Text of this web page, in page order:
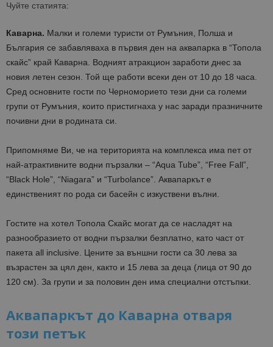
Чуйте статията:
Каварна. Малки и големи туристи от Румъния, Полша и
България се забавляваха в първия ден на аквапарка в “Топола
скайс” край Каварна. Водният атракцион заработи днес за
новия летен сезон. Той ще работи всеки ден от 10 до 18 часа.
Сред основните гости по Черноморието тези дни са големи
групи от Румъния, които пристигнаха у нас заради празничните
почивни дни в родината си.
Припомняме Ви, че на територията на комплекса има пет от
най-атрактивните водни пързалки – “Aqua Tube”, “Free Fall”,
“Black Hole”, “Niagara” и “Turbolance”. Аквапаркът е
единственият по рода си басейн с изкуствени вълни.
Гостите на хотел Топола Скайс могат да се насладят на
разнообразието от водни пързалки безплатно, като част от
пакета all inclusive. Цените за външни гости са 30 лева за
възрастен за цял ден, както и 15 лева за деца (лица от 90 до
120 см). За групи и за половин ден има специални отстъпки.
Аквапаркът до Каварна отваря
този петък